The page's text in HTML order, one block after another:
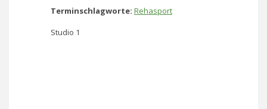
Terminschlagworte: Rehasport
Studio 1